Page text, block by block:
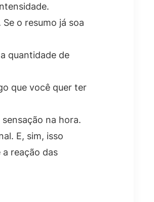
o resumo já soa
quantidade de
que você quer ter
na hora.
E, sim, isso
reação das